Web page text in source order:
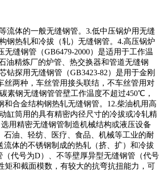
流体的一般无缝钢管。3.低中压锅炉用无缝
钢热轧和冷拔（轧）无缝钢管。4.高压锅炉
缝钢管（GB6479-2000）是适用于工作温
油精炼厂的炉管、热交换器和管道无缝钢
探用无缝钢管（GB3423-82）是用于金刚
丝两种，车丝管用接头联结，不车丝管用对
素钢无缝钢管管壁工作温度不超过450℃，
合金结构钢热轧无缝钢管。12.柴油机用高
缸筒用的具有精密内径尺寸的冷拔或冷轧精
用精密无缝钢管制造机械结构或液压设备
石油、轻纺、医疗、食品、机械等工业的耐
流体的不锈钢制成的热轧（挤、扩）和冷拔
代号为D）、不等壁厚异型无缝钢管（代号
矩和截面模数，有较大的抗弯抗扭能力，可